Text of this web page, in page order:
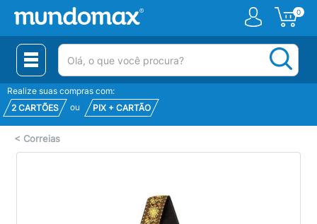
0
(pesquisar)
Realize suas compras com:
2 CARTÕES
ou PIX + CARTÃO
< Correias